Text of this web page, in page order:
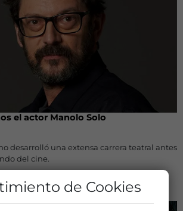
el actor Manolo Solo
desarrolló una extensa carrera teatral antes
del cine.
de Cookies